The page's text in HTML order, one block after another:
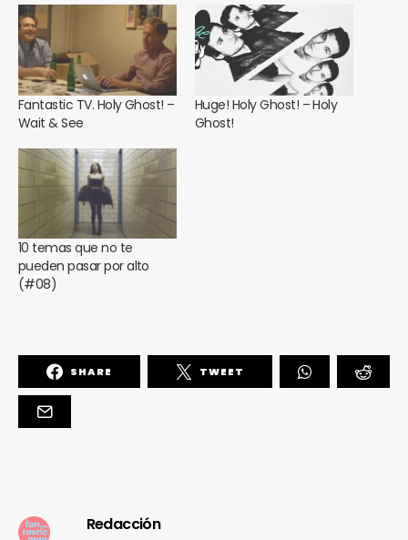
Fantastic TV. Holy Ghost! –
Wait & See
Huge! Holy Ghost! – Holy
Ghost!
10 temas que no te
pueden pasar por alto
(#08)
SHARE TWEET
Redacción